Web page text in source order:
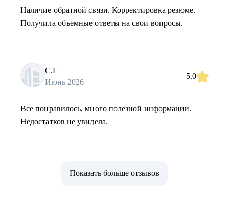
Наличие обратной связи. Корректировка резюме.
Получила объемные ответы на свои вопросы.
С.Г
Июнь 2026
5.0
Все понравилось, много полезной информации.
Недостатков не увидела.
Показать больше отзывов